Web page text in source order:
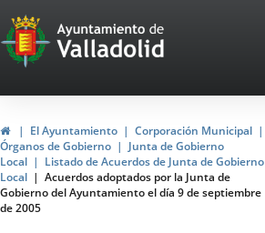
Portal
Web
del
Ayuntamiento
de
Valladolid
HomeEl Ayuntamiento
Corporación Municipal
Órganos de Gobierno
Junta de Gobierno
Local
Listado de Acuerdos de Junta de Gobierno
Local
Acuerdos adoptados por la Junta de
Gobierno del Ayuntamiento el día 9 de septiembre
de 2005